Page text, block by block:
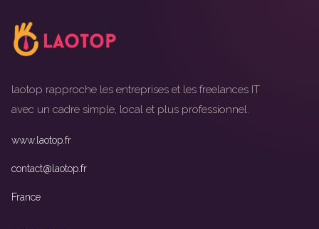
laotop rapproche les entreprises et les freelances IT
avec un cadre simple, local et plus professionnel.
www.laotop.fr
contact@laotop.fr
France